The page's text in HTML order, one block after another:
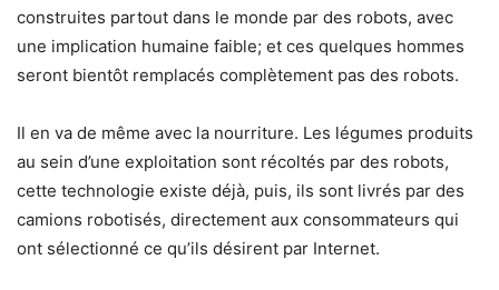
construites partout dans le monde par des robots, avec
une implication humaine faible; et ces quelques hommes
seront bientôt remplacés complètement pas des robots.
Il en va de même avec la nourriture. Les légumes produits
au sein d’une exploitation sont récoltés par des robots,
cette technologie existe déjà, puis, ils sont livrés par des
camions robotisés, directement aux consommateurs qui
ont sélectionné ce qu’ils désirent par Internet.